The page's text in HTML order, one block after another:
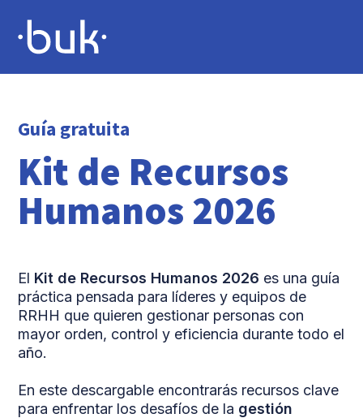
Guía gratuita
Kit de Recursos
Humanos 2026
El Kit de Recursos Humanos 2026 es una guía
práctica pensada para líderes y equipos de
RRHH que quieren gestionar personas con
mayor orden, control y eficiencia durante todo el
año.
En este descargable encontrarás recursos clave
para enfrentar los desafíos de la gestión